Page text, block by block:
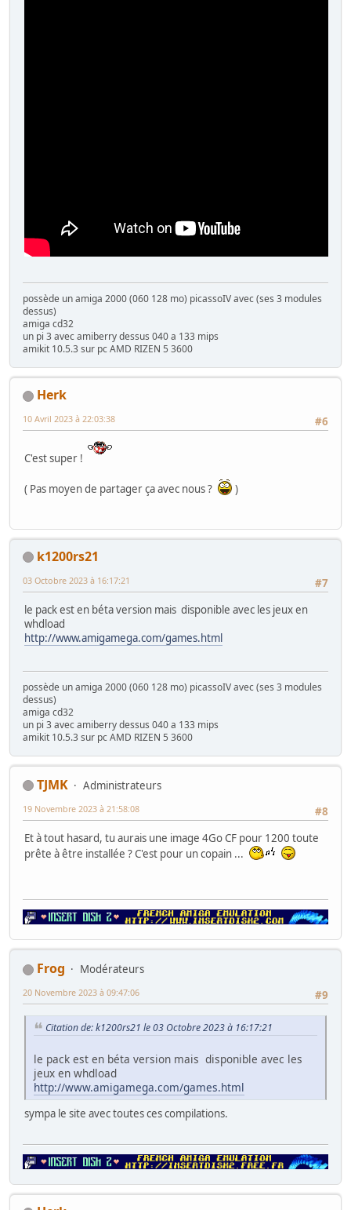
possède un amiga 2000 (060 128 mo) picassoIV avec (ses 3 modules
dessus)
amiga cd32
un pi 3 avec amiberry dessus 040 a 133 mips
amikit 10.5.3 sur pc AMD RIZEN 5 3600
Herk
#6
10 Avril 2023 à 22:03:38
C'est super !
( Pas moyen de partager ça avec nous ? )
k1200rs21
#7
03 Octobre 2023 à 16:17:21
le pack est en béta version mais disponible avec les jeux en
whdload
http://www.amigamega.com/games.html
possède un amiga 2000 (060 128 mo) picassoIV avec (ses 3 modules
dessus)
amiga cd32
un pi 3 avec amiberry dessus 040 a 133 mips
amikit 10.5.3 sur pc AMD RIZEN 5 3600
TJMK
Administrateurs
#8
19 Novembre 2023 à 21:58:08
Et à tout hasard, tu aurais une image 4Go CF pour 1200 toute
prête à être installée ? C'est pour un copain ...
Frog
Modérateurs
#9
20 Novembre 2023 à 09:47:06
Citation de: k1200rs21 le 03 Octobre 2023 à 16:17:21
le pack est en béta version mais disponible avec les
jeux en whdload
http://www.amigamega.com/games.html
sympa le site avec toutes ces compilations.